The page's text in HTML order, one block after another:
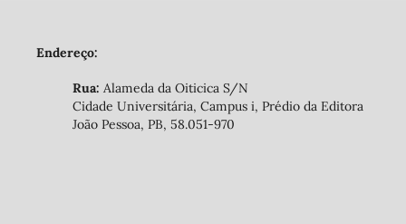
Endereço:
Rua: Alameda da Oiticica S/N
Cidade Universitária, Campus i, Prédio da Editora
João Pessoa, PB, 58.051-970